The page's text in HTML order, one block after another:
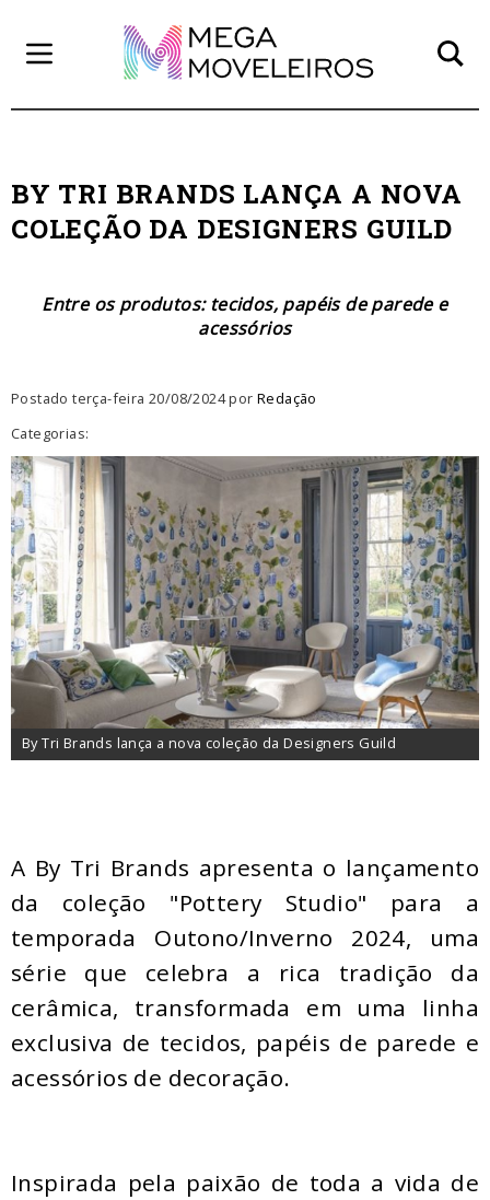
BY TRI BRANDS LANÇA A NOVA
COLEÇÃO DA DESIGNERS GUILD
Entre os produtos: tecidos, papéis de parede e
acessórios
Postado terça-feira 20/08/2024 por Redação
Categorias:
By Tri Brands lança a nova coleção da Designers Guild
A By Tri Brands apresenta o lançamento
da coleção "Pottery Studio" para a
temporada Outono/Inverno 2024, uma
série que celebra a rica tradição da
cerâmica, transformada em uma linha
exclusiva de tecidos, papéis de parede e
acessórios de decoração.
Inspirada pela paixão de toda a vida de